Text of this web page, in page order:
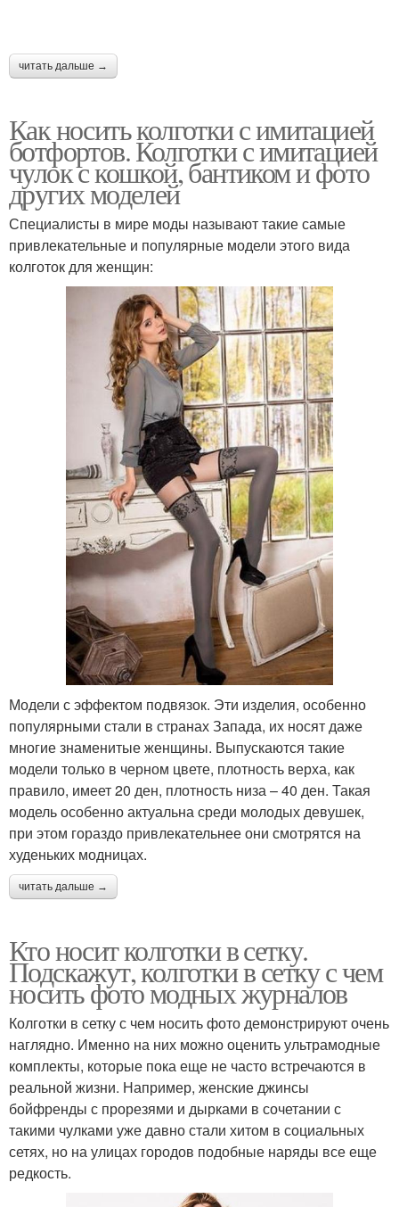
читать дальше →
Как носить колготки с имитацией
ботфортов. Колготки с имитацией
чулок с кошкой, бантиком и фото
других моделей
Специалисты в мире моды называют такие самые
привлекательные и популярные модели этого вида
колготок для женщин:
Модели с эффектом подвязок. Эти изделия, особенно
популярными стали в странах Запада, их носят даже
многие знаменитые женщины. Выпускаются такие
модели только в черном цвете, плотность верха, как
правило, имеет 20 ден, плотность низа – 40 ден. Такая
модель особенно актуальна среди молодых девушек,
при этом гораздо привлекательнее они смотрятся на
худеньких модницах.
читать дальше →
Кто носит колготки в сетку.
Подскажут, колготки в сетку с чем
носить фото модных журналов
Колготки в сетку с чем носить фото демонстрируют очень
наглядно. Именно на них можно оценить ультрамодные
комплекты, которые пока еще не часто встречаются в
реальной жизни. Например, женские джинсы
бойфренды с прорезями и дырками в сочетании с
такими чулками уже давно стали хитом в социальных
сетях, но на улицах городов подобные наряды все еще
редкость.